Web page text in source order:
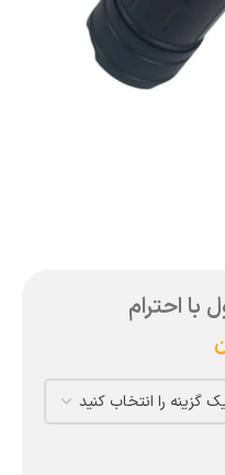
احترام